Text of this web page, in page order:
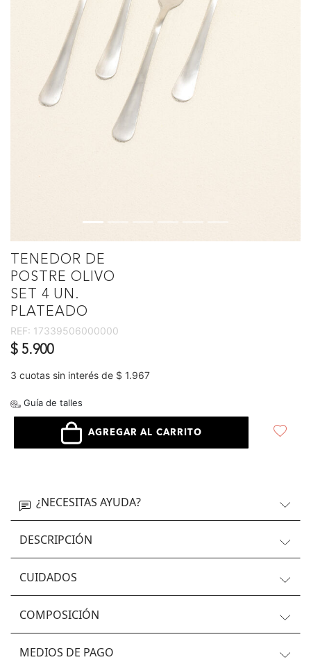
TENEDOR DE
POSTRE OLIVO
SET 4 UN.
PLATEADO
REF: 17339506000000
$ 5.900
3 cuotas sin interés de $ 1.967
Guía de talles
AGREGAR AL CARRITO
¿NECESITAS AYUDA?
DESCRIPCIÓN
CUIDADOS
COMPOSICIÓN
MEDIOS DE PAGO